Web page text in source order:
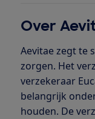
Over
Aevitae zegt te
zorgen. Het
verzekeraar
belangrijk
houden. De